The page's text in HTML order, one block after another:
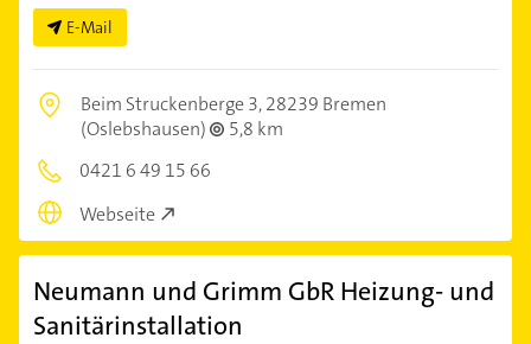
E-Mail
Beim Struckenberge 3,28239 Bremen
(Oslebshausen)
5,8 km
0421 6 49 15 66
Webseite
Neumann und Grimm GbR Heizung- und
Sanitärinstallation